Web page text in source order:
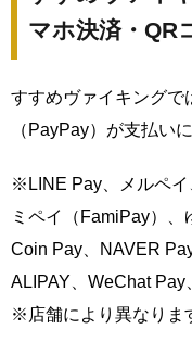
マホ決済・QR
すすめヴァイキングで
（PayPay）が支払い
※LINE Pay、メルペイ
ミペイ（FamiPay）
Coin Pay、NAVER
ALIPAY、WeChat Pay
※店舗により異なりま